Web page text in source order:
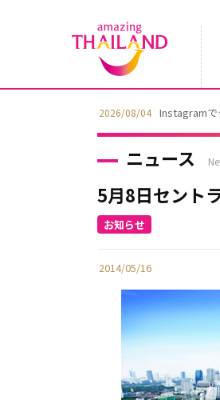
2026/08/04 Instagramで
ニュース
5月8日セント
2014/05/16